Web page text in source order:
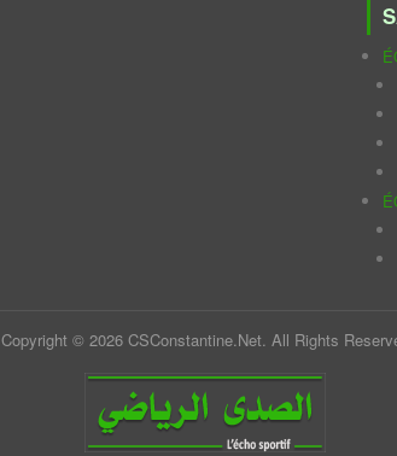
Copyright © 2026 CSConstantine.Net. All Rights